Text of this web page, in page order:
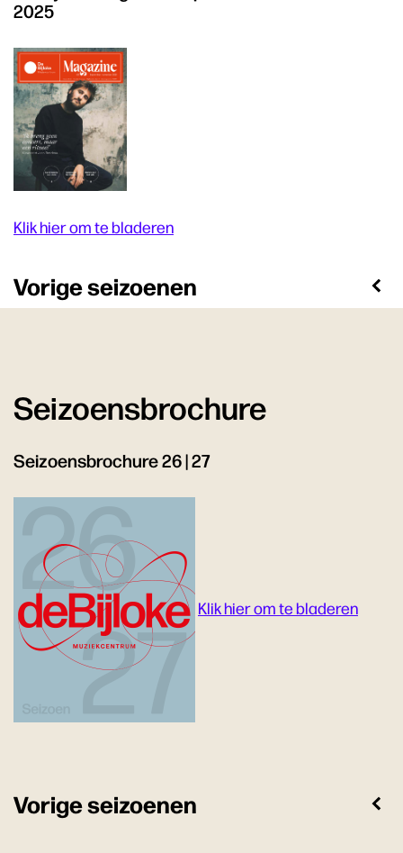
2025
Klik hier om te bladeren
Vorige seizoenen
Seizoensbrochure
Seizoensbrochure 26 | 27
Klik hier om te bladeren
Vorige seizoenen